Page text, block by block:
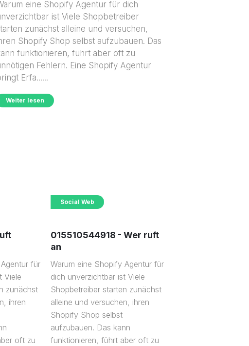
eine Shopify Agentur für dich
ist Viele Shopbetreiber
zunächst alleine und versuchen,
Shopify Shop selbst aufzubauen. Das
funktionieren, führt aber oft zu
Fehlern. Eine Shopify Agentur
Erfa......
Weiter lesen
für
Viele
zunächst
ihren
oft zu
Social Web
015510544918 - Wer ruft
an
Warum eine Shopify Agentur für
dich unverzichtbar ist Viele
Shopbetreiber starten zunächst
alleine und versuchen, ihren
Shopify Shop selbst
aufzubauen. Das kann
funktionieren, führt aber oft zu